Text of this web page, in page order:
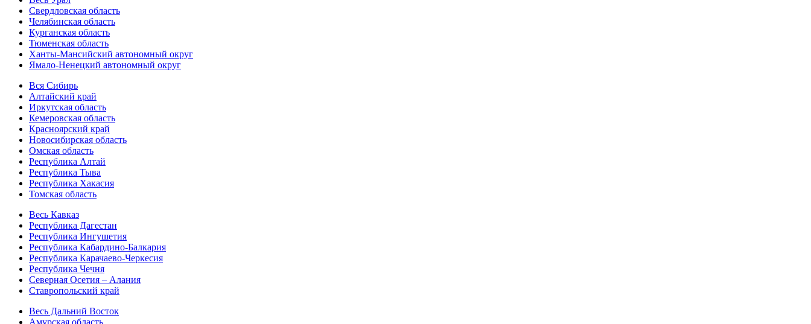
Свердловская область
Челябинская область
Курганская область
Тюменская область
Ханты-Мансийский автономный округ
Ямало-Ненецкий автономный округ
Вся Сибирь
Алтайский край
Иркутская область
Кемеровская область
Красноярский край
Новосибирская область
Омская область
Республика Алтай
Республика Тыва
Республика Хакасия
Томская область
Весь Кавказ
Республика Дагестан
Республика Ингушетия
Республика Кабардино-Балкария
Республика Карачаево-Черкесия
Республика Чечня
Северная Осетия – Алания
Ставропольский край
Весь Дальний Восток
Амурская область